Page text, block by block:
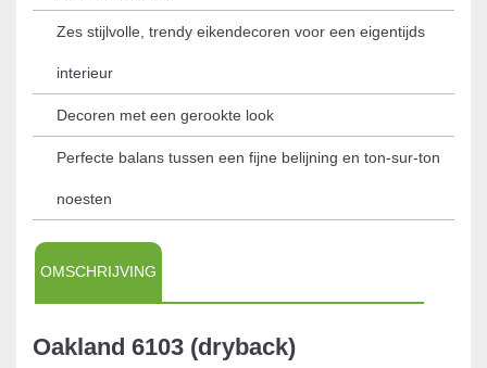
Zes stijlvolle, trendy eikendecoren voor een eigentijds
interieur
Decoren met een gerookte look
Perfecte balans tussen een fijne belijning en ton-sur-ton
noesten
OMSCHRIJVING
Oakland 6103 (dryback)